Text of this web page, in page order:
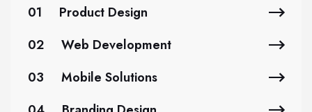
01
Product Design
02
Web Development
03
Mobile Solutions